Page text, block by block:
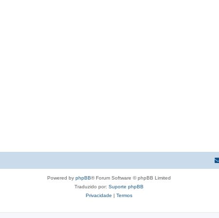
Powered by phpBB® Forum Software © phpBB Limited
Traduzido por: Suporte phpBB
Privacidade | Termos